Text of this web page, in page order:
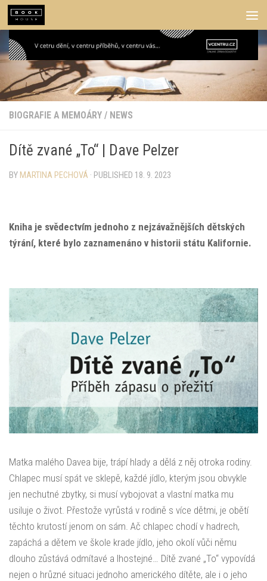
Skip to content
BIOGRAFIE A MEMOÁRY / NEWS
Dítě zvané „To“ | Dave Pelzer
BY MARTINA PECHOVÁ · PUBLISHED 18. 9. 2023
Kniha je svědectvím jednoho z nejzávažnějších dětských
týrání, které bylo zaznamenáno v historii státu Kalifornie.
Matka malého Davea bije, trápí hlady a dělá z něj otroka rodiny.
Chlapec musí spát ve sklepě, každé jídlo, kterým jsou obvykle
jen nechutné zbytky, si musí vybojovat a vlastní matka mu
usiluje o život. Přestože vyrůstá v rodině s více dětmi, je obětí
těchto krutostí jenom on sám. Ač chlapec chodí v hadrech,
zapáchá a dětem ve škole krade jídlo, jeho okolí vůči němu
dlouho zůstává odmítavé a lhostejné… Dítě zvané „To“ vypovídá
nejen o hrůzné situaci jednoho amerického dítěte, ale i o jeho